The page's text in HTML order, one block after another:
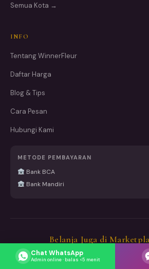
Semua Kota →
INFO
Tentang WinnerFleur
Daftar Harga
Blog & Tips
Cara Pesan
Hubungi Kami
METODE PEMBAYARAN
Bank BCA
Bank Mandiri
Belanja Juga di
Dipercaya10.000+pelanggan dengan
Chat WhatsApp
Admin online · balas <5 menit